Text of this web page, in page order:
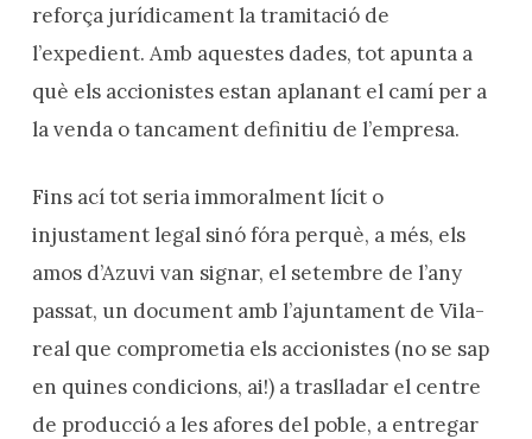
reforça jurídicament la tramitació de
l’expedient. Amb aquestes dades, tot apunta a
què els accionistes estan aplanant el camí per a
la venda o tancament definitiu de l’empresa.
Fins ací tot seria immoralment lícit o
injustament legal sinó fóra perquè, a més, els
amos d’Azuvi van signar, el setembre de l’any
passat, un document amb l’ajuntament de Vila-
real que comprometia els accionistes (no se sap
en quines condicions, ai!) a traslladar el centre
de producció a les afores del poble, a entregar